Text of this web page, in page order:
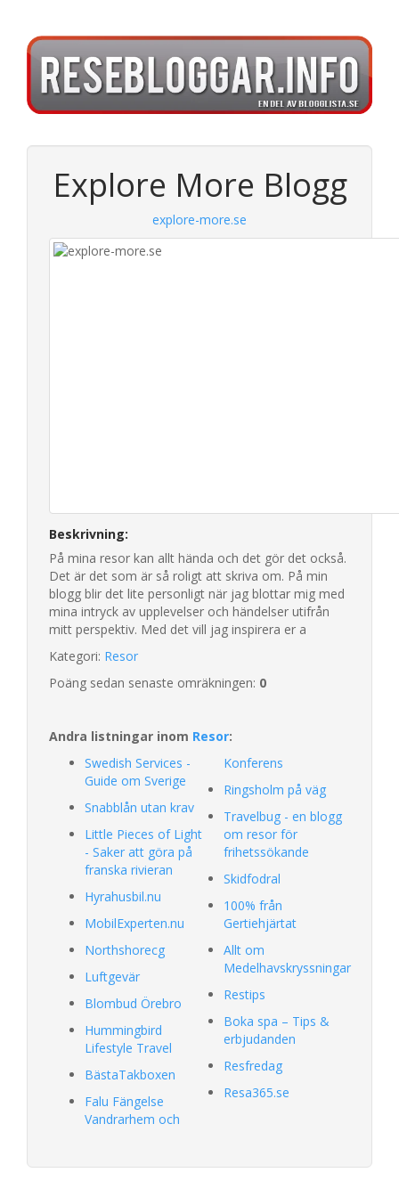
Explore More Blogg
explore-more.se
Beskrivning:
På mina resor kan allt hända och det gör det också.
Det är det som är så roligt att skriva om. På min
blogg blir det lite personligt när jag blottar mig med
mina intryck av upplevelser och händelser utifrån
mitt perspektiv. Med det vill jag inspirera er a
Kategori: Resor
Poäng sedan senaste omräkningen: 0
Andra listningar inom Resor:
Swedish Services -
Guide om Sverige
Snabblån utan krav
Little Pieces of Light
- Saker att göra på
franska rivieran
Hyrahusbil.nu
MobilExperten.nu
Northshorecg
Luftgevär
Blombud Örebro
Hummingbird
Lifestyle Travel
BästaTakboxen
Falu Fängelse
Vandrarhem och
Konferens
Ringsholm på väg
Travelbug - en blogg
om resor för
frihetssökande
Skidfodral
100% från
Gertiehjärtat
Allt om
Medelhavskryssningar
Restips
Boka spa – Tips &
erbjudanden
Resfredag
Resa365.se